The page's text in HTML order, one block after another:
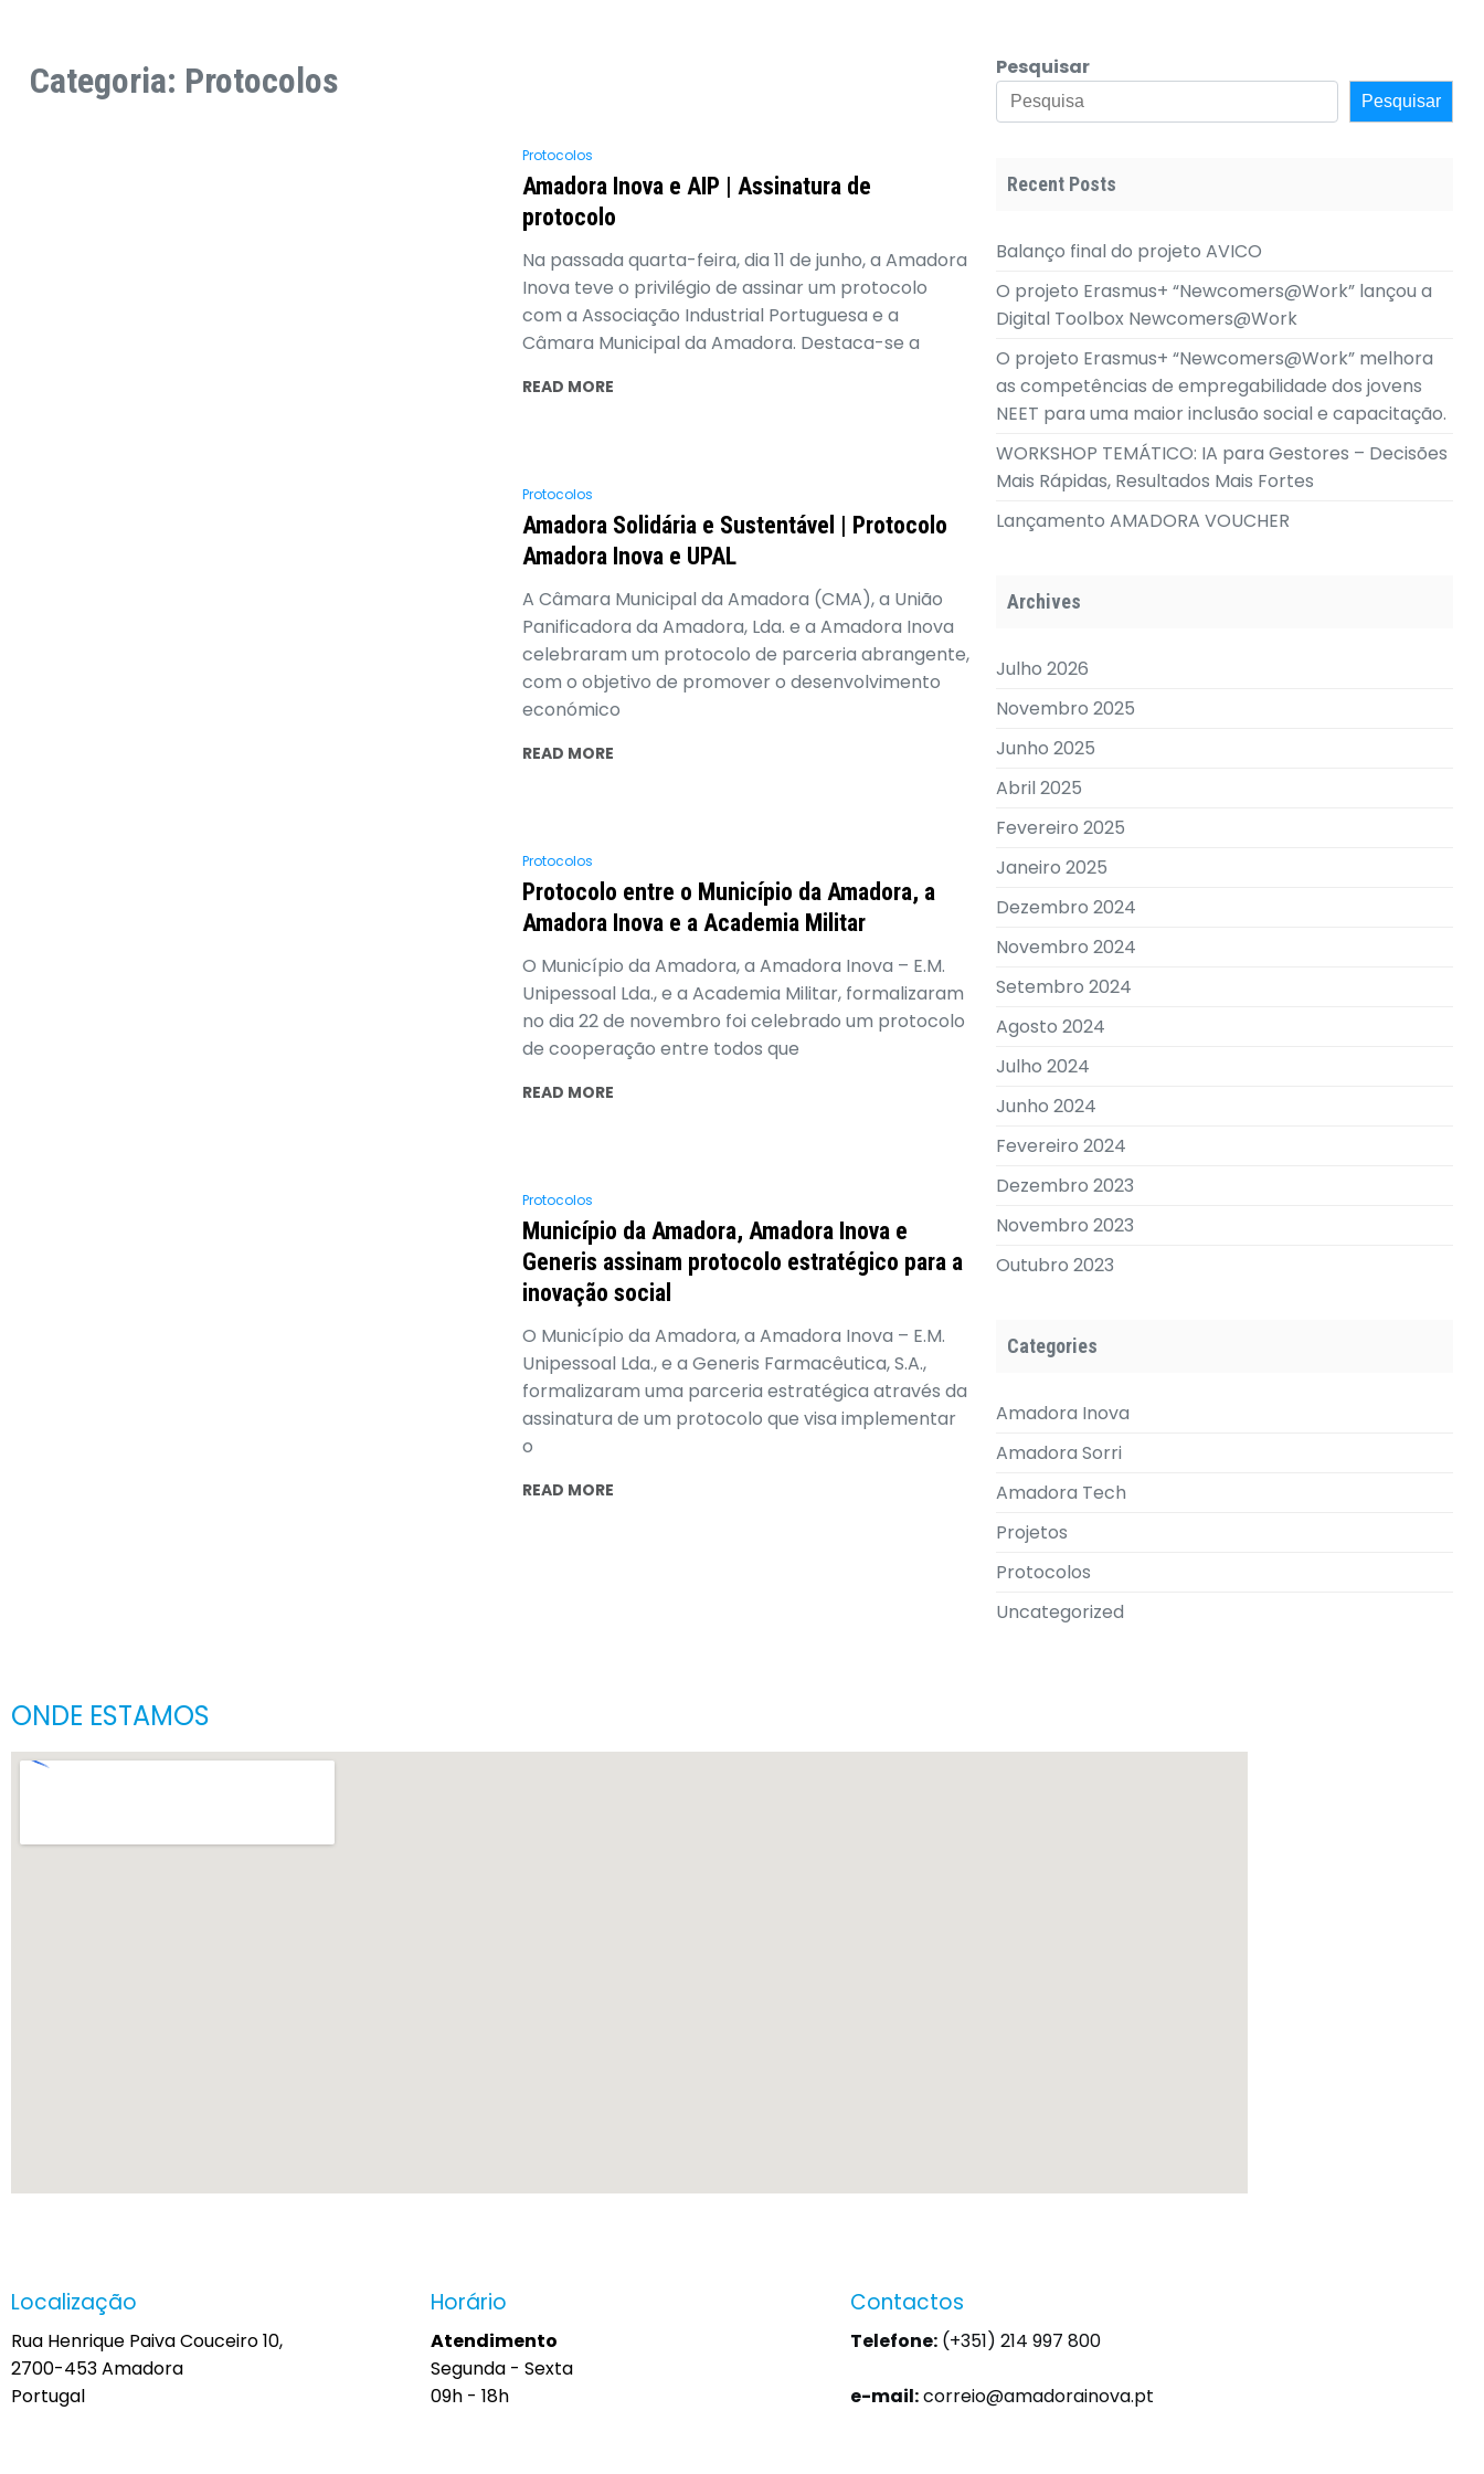
Categoria: Protocolos
Protocolos
Amadora Inova e AIP | Assinatura de
protocolo
Na passada quarta-feira, dia 11 de junho, a Amadora
Inova teve o privilégio de assinar um protocolo
com a Associação Industrial Portuguesa e a
Câmara Municipal da Amadora. Destaca-se a
READ MORE
Protocolos
Amadora Solidária e Sustentável | Protocolo
Amadora Inova e UPAL
A Câmara Municipal da Amadora (CMA), a União
Panificadora da Amadora, Lda. e a Amadora Inova
celebraram um protocolo de parceria abrangente,
com o objetivo de promover o desenvolvimento
económico
READ MORE
Protocolos
Protocolo entre o Município da Amadora, a
Amadora Inova e a Academia Militar
O Município da Amadora, a Amadora Inova – E.M.
Unipessoal Lda., e a Academia Militar, formalizaram
no dia 22 de novembro foi celebrado um protocolo
de cooperação entre todos que
READ MORE
Protocolos
Município da Amadora, Amadora Inova e
Generis assinam protocolo estratégico para a
inovação social
O Município da Amadora, a Amadora Inova – E.M.
Unipessoal Lda., e a Generis Farmacêutica, S.A.,
formalizaram uma parceria estratégica através da
assinatura de um protocolo que visa implementar
o
READ MORE
Pesquisar
Pesquisar
Recent Posts
Balanço final do projeto AVICO
O projeto Erasmus+ “Newcomers@Work” lançou a
Digital Toolbox Newcomers@Work
O projeto Erasmus+ “Newcomers@Work” melhora
as competências de empregabilidade dos jovens
NEET para uma maior inclusão social e capacitação.
WORKSHOP TEMÁTICO: IA para Gestores – Decisões
Mais Rápidas, Resultados Mais Fortes
Lançamento AMADORA VOUCHER
Archives
Julho 2026
Novembro 2025
Junho 2025
Abril 2025
Fevereiro 2025
Janeiro 2025
Dezembro 2024
Novembro 2024
Setembro 2024
Agosto 2024
Julho 2024
Junho 2024
Fevereiro 2024
Dezembro 2023
Novembro 2023
Outubro 2023
Categories
Amadora Inova
Amadora Sorri
Amadora Tech
Projetos
Protocolos
Uncategorized
ONDE ESTAMOS
Localização
Rua Henrique Paiva Couceiro 10,
2700-453 Amadora
Portugal
Horário
Atendimento
Segunda - Sexta
09h - 18h
Contactos
Telefone:(+351) 214 997 800
e-mail:correio@amadorainova.pt